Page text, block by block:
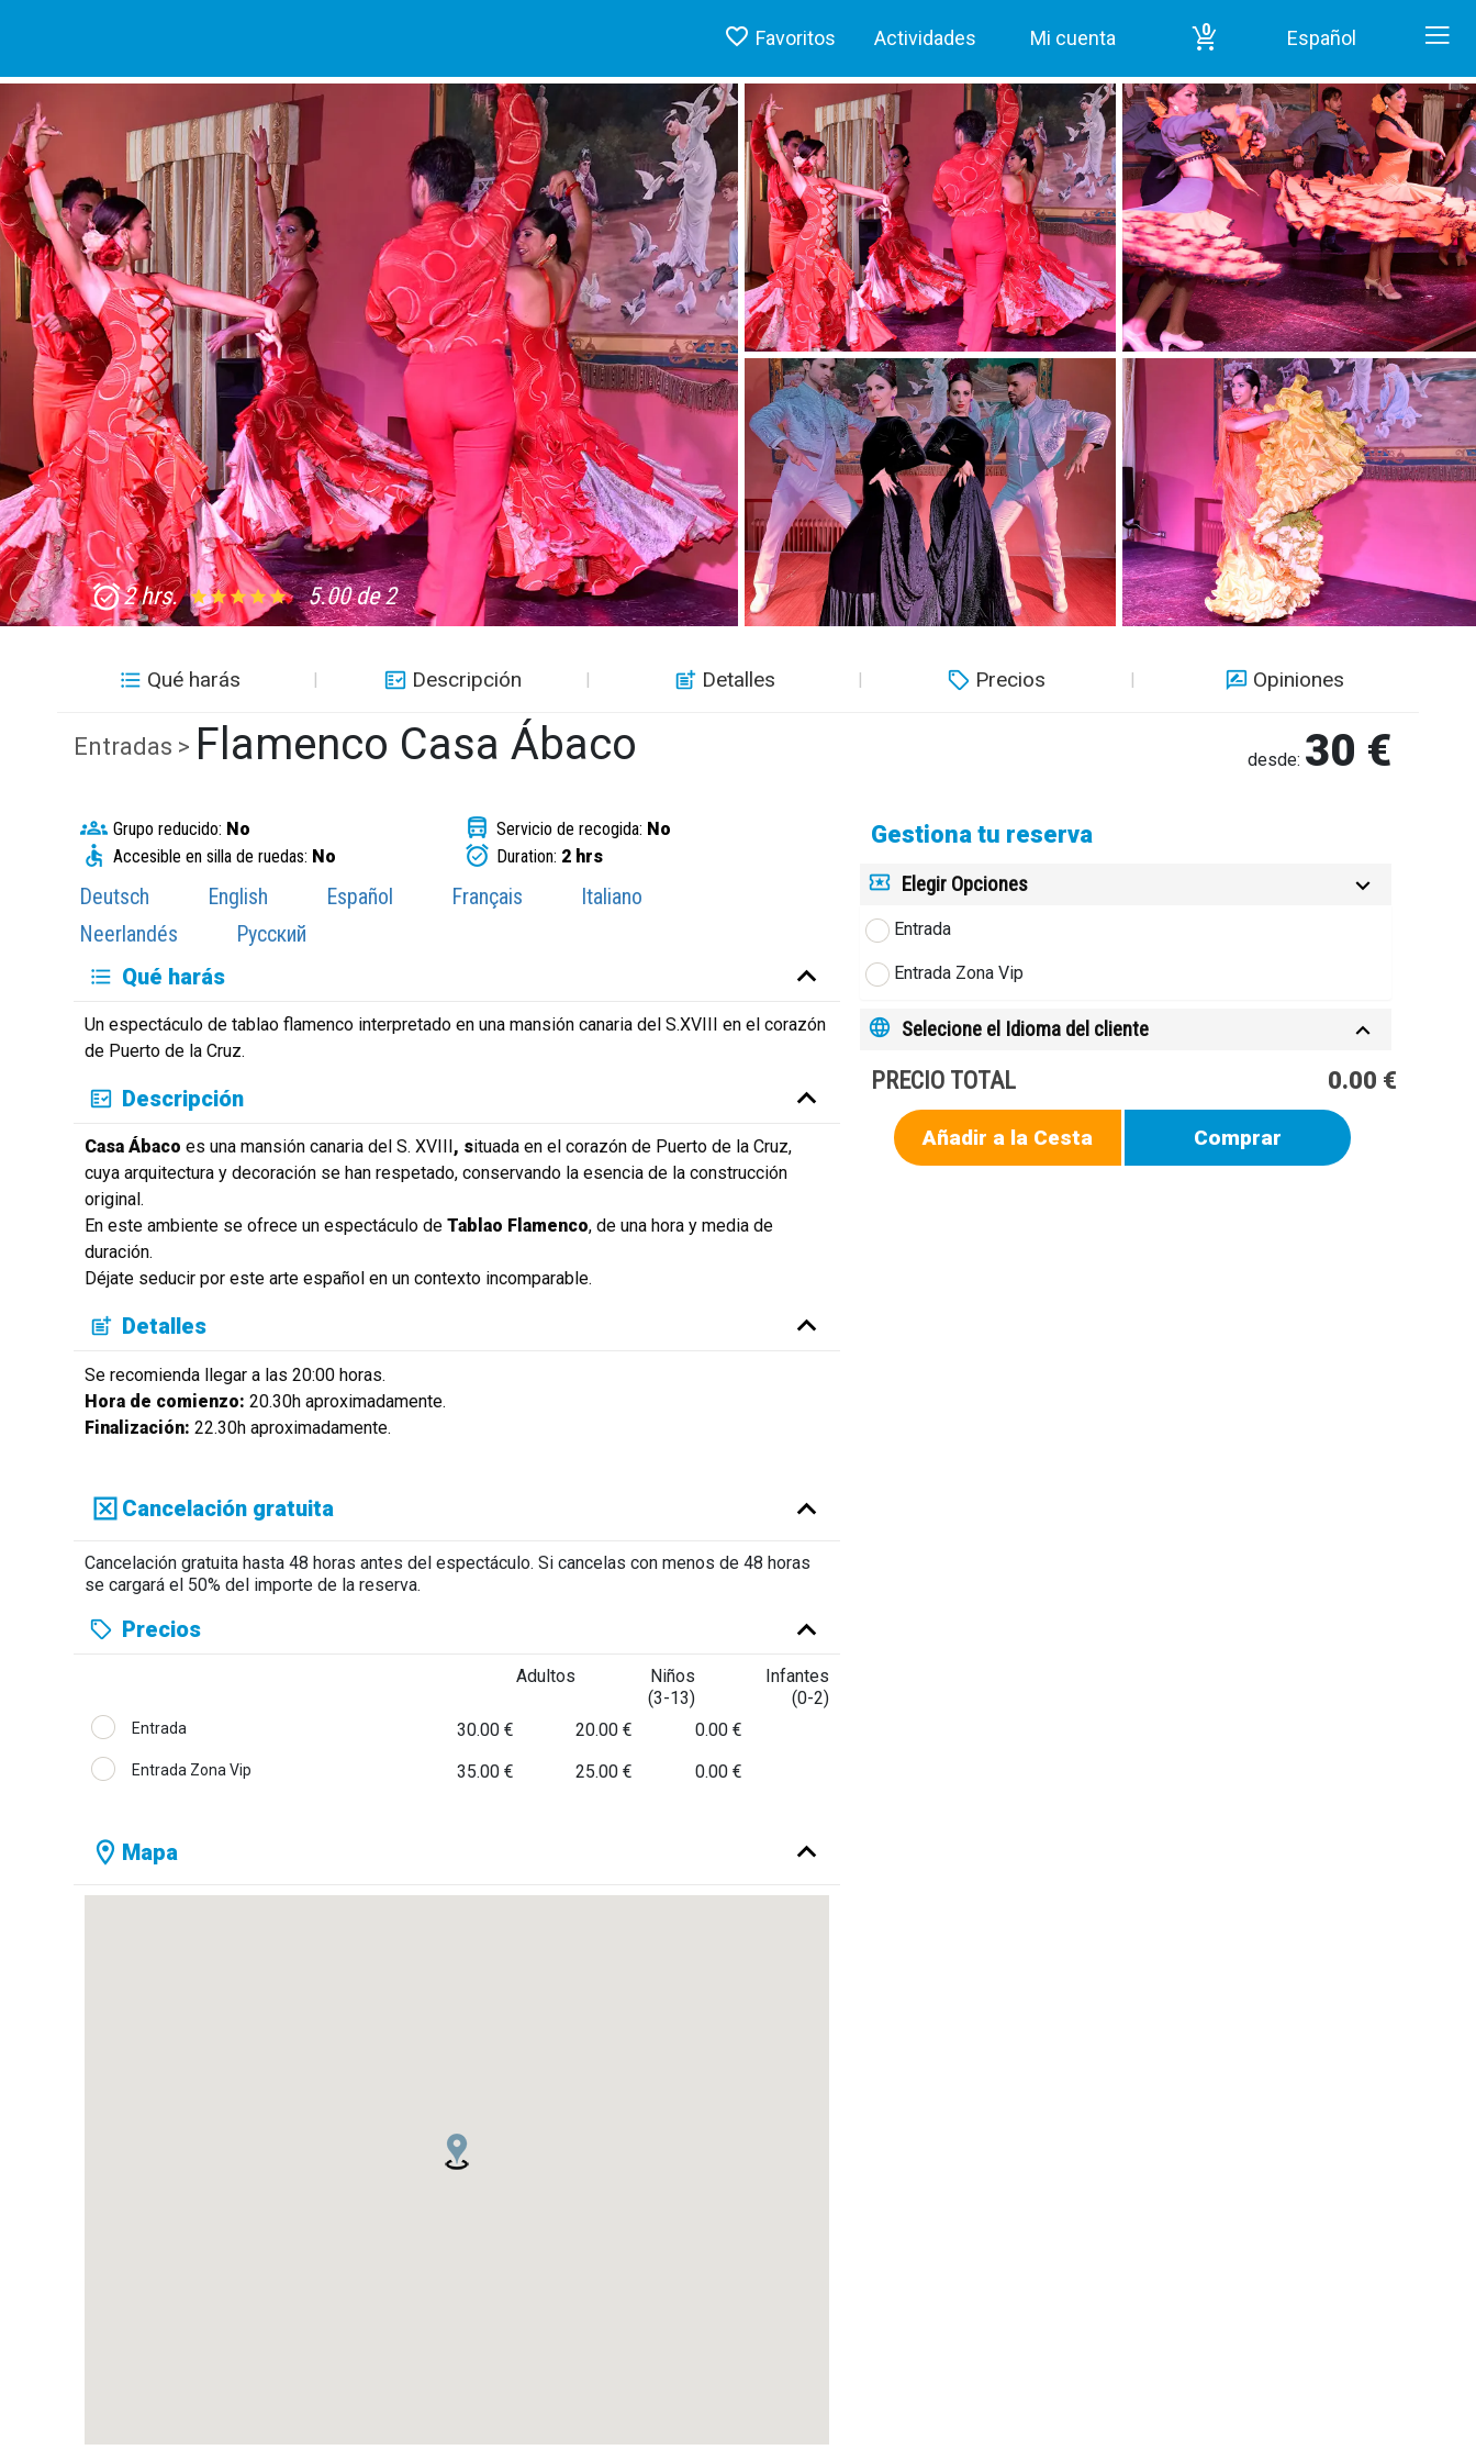
Favoritos Actividades Mi cuenta 0 Español
2 hrs. 5.00 de 2
Qué harás Descripción Detalles Precios Opiniones
Entradas > Flamenco Casa Ábaco desde: 30 €
Grupo reducido: No Servicio de recogida: No
Accesible en silla de ruedas: No Duration: 2 hrs
Deutsch English Español Français
Italiano
Neerlandés
Русский
Qué harás
Un espectáculo de tablao flamenco interpretado en una mansión canaria del S.XVIII en el corazón
de Puerto de la Cruz.
Descripción
Casa Ábaco es una mansión canaria del S. XVIII , situada en el corazón de Puerto de la Cruz,
cuya arquitectura y decoración se han respetado, conservando la esencia de la construcción
original.
En este ambiente se ofrece un espectáculo de Tablao Flamenco, de una hora y media de
duración.
Déjate seducir por este arte español en un contexto incomparable.
Detalles
Se recomienda llegar a las 20:00 horas.
Hora de comienzo: 20.30h aproximadamente.
Finalización: 22.30h aproximadamente.
Cancelación gratuita
Cancelación gratuita hasta 48 horas antes del espectáculo. Si cancelas con menos de 48 horas
se cargará el 50% del importe de la reserva.
Precios
Adultos
Niños
(3-13)
Infantes
(0-2)
Entrada 30.00 € 20.00 € 0.00 €
Entrada Zona Vip 35.00 € 25.00 € 0.00 €
Mapa
Gestiona tu reserva
Elegir Opciones
Entrada
Entrada Zona Vip
Selecione el Idioma del cliente
PRECIO TOTAL 0.00 €
Añadir a la Cesta Comprar